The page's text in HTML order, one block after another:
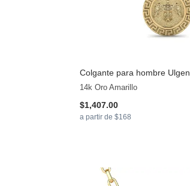
Colgante para hombre Ulgen
14k Oro Amarillo
$1,407.00
a partir de $168